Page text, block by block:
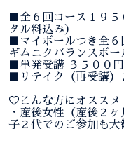
■全６回コース１９
タル料込み）
■マイボールつき全６
ギムニクバランスボー
■単発受講 ３５００
■リテイク（再受講
♡こんな方にオススメ
・産後女性（産後２
子２代でのご参加も大